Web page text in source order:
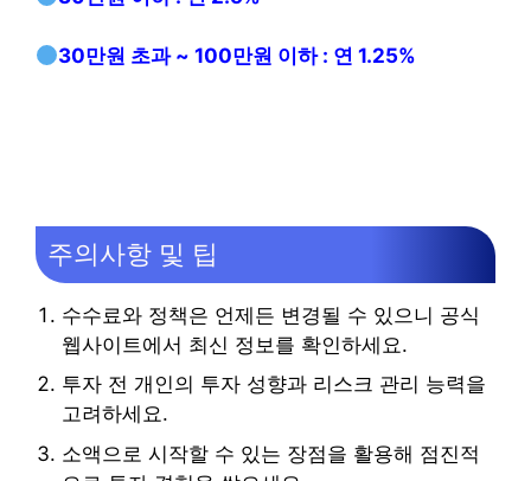
30만원 초과 ~ 100만원 이하 : 연 1.25%
주의사항 및 팁
수수료와 정책은 언제든 변경될 수 있으니 공식
웹사이트에서 최신 정보를 확인하세요.
투자 전 개인의 투자 성향과 리스크 관리 능력을
고려하세요.
소액으로 시작할 수 있는 장점을 활용해 점진적